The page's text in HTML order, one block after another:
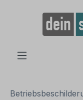
springen